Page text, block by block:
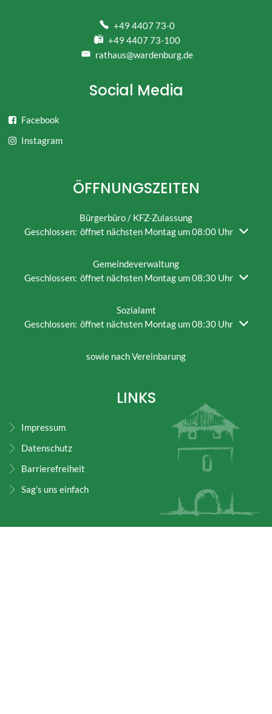
+49 4407 73-0
+49 4407 73-100
rathaus@wardenburg.de
Social Media
Facebook
Instagram
ÖFFNUNGSZEITEN
Bürgerbüro / KFZ-Zulassung
Klicken, um weitere Öffnungs- oder Schließzeiten
Geschlossen: öffnet nächsten Montag um 08:00 Uhr
Gemeindeverwaltung
Klicken, um weitere Öffnungs- oder Schließzeiten
Geschlossen: öffnet nächsten Montag um 08:30 Uhr
Sozialamt
Klicken, um weitere Öffnungs- oder Schließzeiten
Geschlossen: öffnet nächsten Montag um 08:30 Uhr
sowie nach Vereinbarung
LINKS
Impressum
Datenschutz
Barrierefreiheit
Sag’s uns einfach